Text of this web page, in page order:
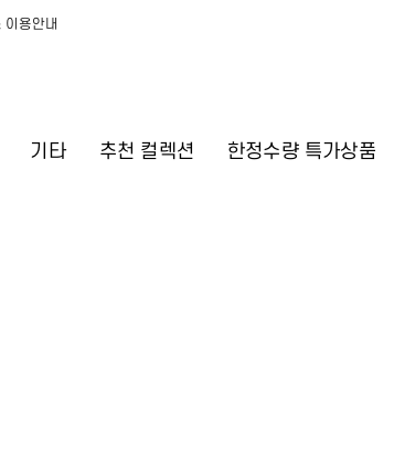
기타 추천 컬렉션 한정수량 특가상품
용안내